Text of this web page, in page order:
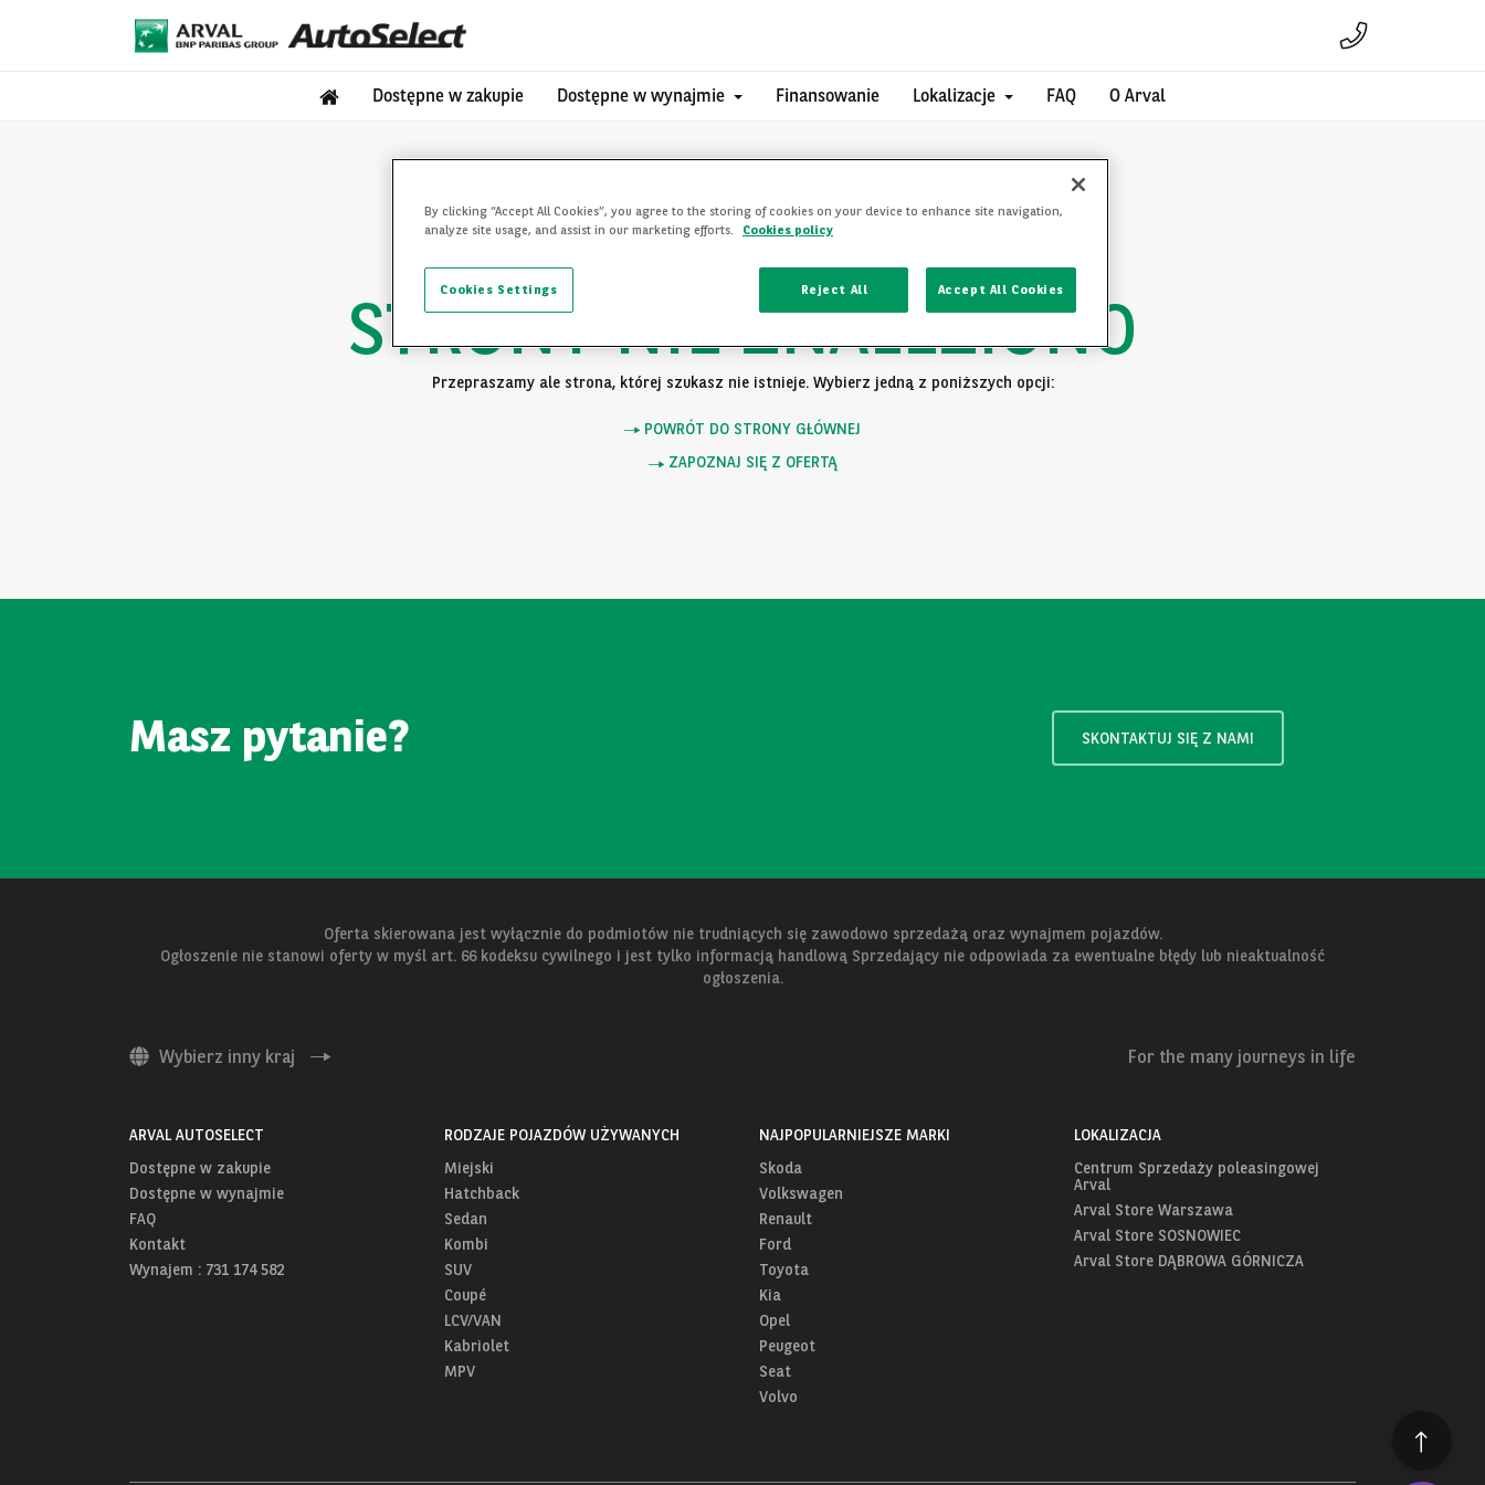
Dostępne w zakupie Dostępne w wynajmie Finansowanie Lokalizacje FAQ O Arval
STRONY NIE ZNALEZIONO
Przepraszamy ale strona, której szukasz nie istnieje. Wybierz jedną z poniższych opcji:
POWRÓT DO STRONY GŁÓWNEJ
ZAPOZNAJ SIĘ Z OFERTĄ
Masz pytanie? SKONTAKTUJ SIĘ Z NAMI
Oferta skierowana jest wyłącznie do podmiotów nie trudniących się zawodowo sprzedażą oraz wynajmem pojazdów.
Ogłoszenie nie stanowi oferty w myśl art. 66 kodeksu cywilnego i jest tylko informacją handlową Sprzedający nie odpowiada za ewentualne błędy lub nieaktualność
ogłoszenia.
Wybierz inny kraj For the many journeys in life
ARVAL AUTOSELECT
Dostępne w zakupie
Dostępne w wynajmie
FAQ
Kontakt
Wynajem : 731 174 582
RODZAJE POJAZDÓW UŻYWANYCH
Miejski
Hatchback
Sedan
Kombi
SUV
Coupé
LCV/VAN
Kabriolet
MPV
NAJPOPULARNIEJSZE MARKI
Skoda
Volkswagen
Renault
Ford
Toyota
Kia
Opel
Peugeot
Seat
Volvo
LOKALIZACJA
Centrum Sprzedaży poleasingowej
Arval
Arval Store Warszawa
Arval Store SOSNOWIEC
Arval Store DĄBROWA GÓRNICZA
By clicking “Accept All Cookies”, you agree to the storing of cookies on your device to enhance site navigation,
analyze site usage, and assist in our marketing efforts.
Cookies policy
Reject All Accept All Cookies
Cookies Settings